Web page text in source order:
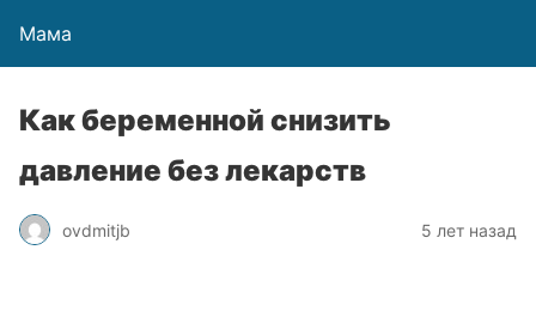
Мама
Как беременной снизить
давление без лекарств
ovdmitjb 5 лет назад